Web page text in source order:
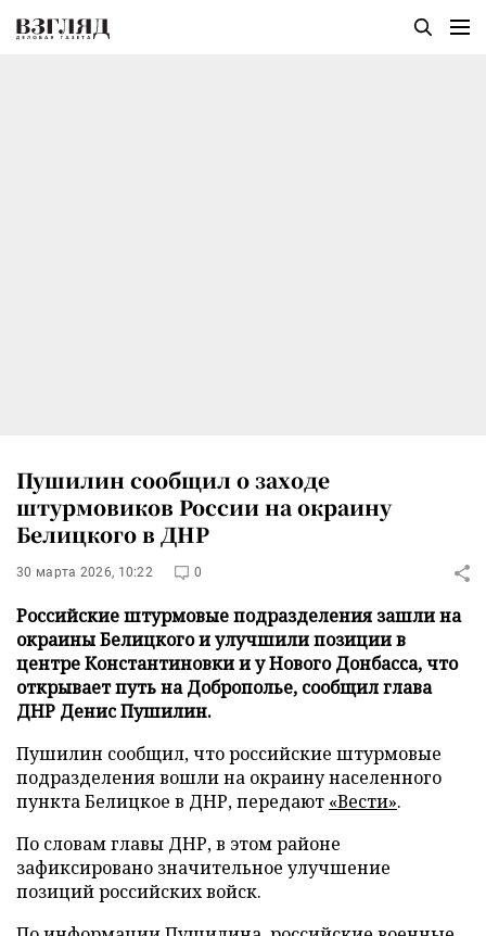
Пушилин сообщил о заходе
штурмовиков России на окраину
Белицкого в ДНР
30 марта 2026, 10:22 0
Российские штурмовые подразделения зашли на
окраины Белицкого и улучшили позиции в
центре Константиновки и у Нового Донбасса, что
открывает путь на Доброполье, сообщил глава
ДНР Денис Пушилин.
Пушилин сообщил, что российские штурмовые
подразделения вошли на окраину населенного
пункта Белицкое в ДНР, передают «Вести».
По словам главы ДНР, в этом районе
зафиксировано значительное улучшение
позиций российских войск.